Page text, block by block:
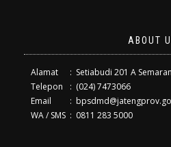
ABOUT
Alamat : Setiabudi 201 A
Telepon
: (024) 7473066
Email
:
WA / SMS : 0811 283 5000